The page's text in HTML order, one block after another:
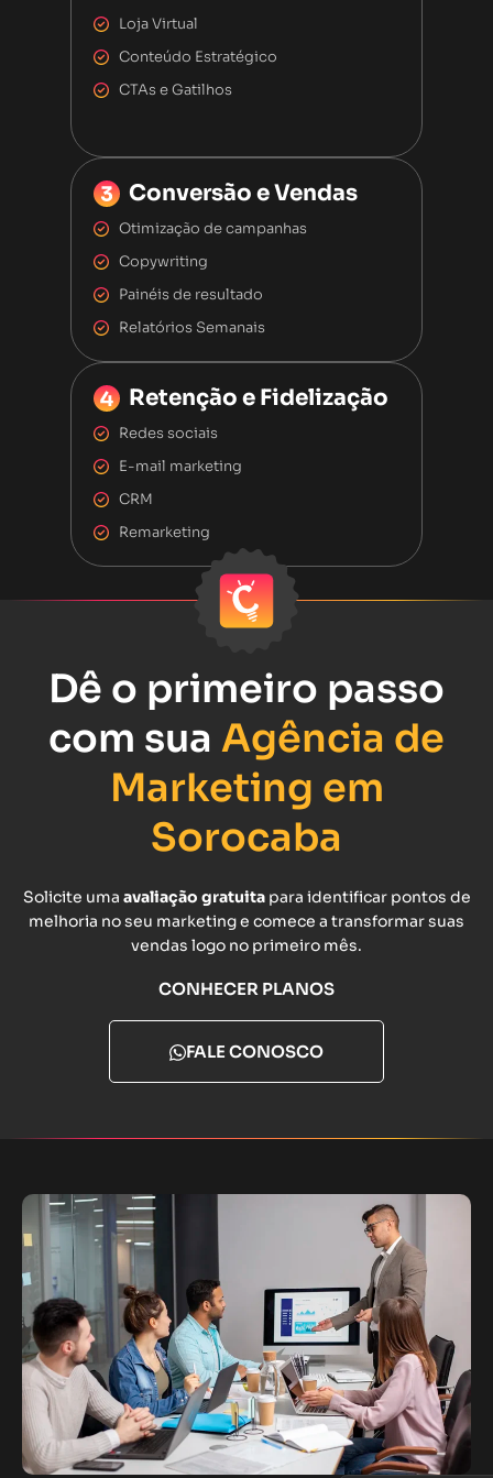
Loja Virtual
Conteúdo Estratégico
CTAs e Gatilhos
Conversão e Vendas
Otimização de campanhas
Copywriting
Painéis de resultado
Relatórios Semanais
Retenção e Fidelização
Redes sociais
E-mail marketing
CRM
Remarketing
Dê o primeiro passo
com sua Agência de
Marketing em
Sorocaba
Solicite uma avaliação gratuitapara identificar pontos de
melhoria no seu marketing e comece a transformar suas
vendas logo no primeiro mês.
CONHECER PLANOS
FALE CONOSCO